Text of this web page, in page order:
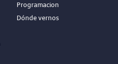
Programacion
Dónde vernos